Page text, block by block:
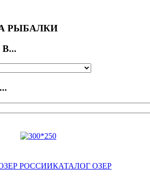
РЫБАЛКИ
КАТАЛОГ ОЗЕР